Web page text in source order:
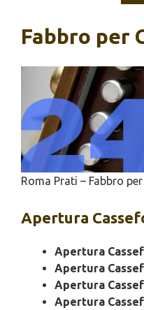
Fabbro per
Roma Prati – Fabbro
Apertura
Apertura
Apertura
Apertura
Apertura